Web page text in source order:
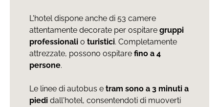
L'hotel dispone anche di 53 camere
attentamente decorate per ospitare gruppi
professionali o turistici. Completamente
attrezzate, possono ospitare fino a 4
persone.
Le linee di autobus e tram sono a 3 minuti a
piedi dall'hotel, consentendoti di muoverti